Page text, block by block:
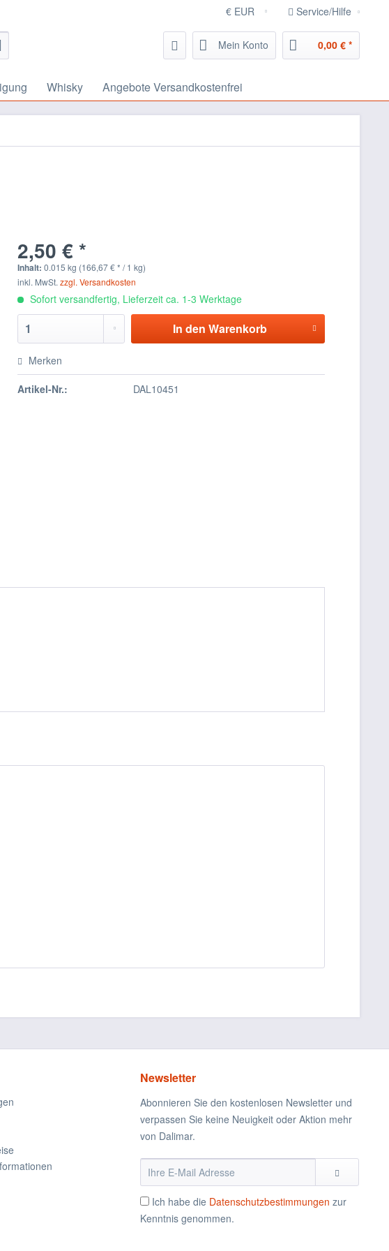
Service/Hilfe
Mein Konto 0,00 € *
Whisky Angebote Versandkostenfrei
2,50 € *
Inhalt:0.015 kg (166,67 € * / 1 kg)
inkl. MwSt.zzgl. Versandkosten
Sofort versandfertig, Lieferzeit ca. 1-3 Werktage
In den Warenkorb
Merken
Artikel-Nr.: DAL10451
Newsletter
Abonnieren Sie den kostenlosen Newsletter und
verpassen Sie keine Neuigkeit oder Aktion mehr
von Dalimar.
Ich habe die Datenschutzbestimmungen zur
Kenntnis genommen.